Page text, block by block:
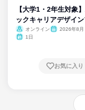
【大学1・2年生対象
ックキャリアデザイ
ム
オンライン
2026年8月
1日
お気に入り